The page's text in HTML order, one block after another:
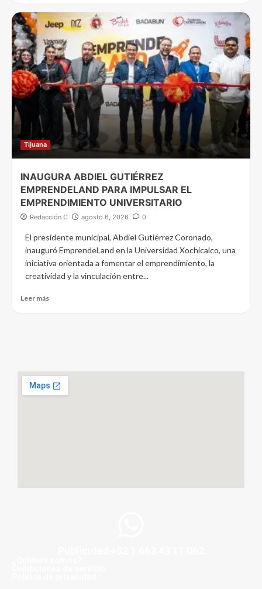
Tijuana
INAUGURA ABDIEL GUTIÉRREZ
EMPRENDELAND PARA IMPULSAR EL
EMPRENDIMIENTO UNIVERSITARIO
Redacción C agosto 6, 2026 0
El presidente municipal, Abdiel Gutiérrez Coronado,
inauguró EmprendeLand en la Universidad Xochicalco, una
iniciativa orientada a fomentar el emprendimiento, la
creatividad y la vinculación entre...
Leer más